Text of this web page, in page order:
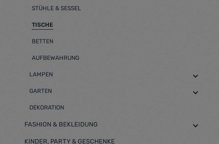
STÜHLE & SESSEL
TISCHE
BETTEN
AUFBEWAHRUNG
LAMPEN
GARTEN
DEKORATION
FASHION & BEKLEIDUNG
KINDER, PARTY & GESCHENKE